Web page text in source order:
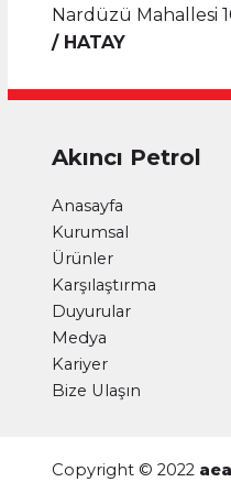
Nardüzü Mahallesi
/ HATAY
Akıncı Petrol
Anasayfa
Kurumsal
Ürünler
Karşılaştırma
Duyurular
Medya
Kariyer
Bize Ulaşın
Copyright © 2022